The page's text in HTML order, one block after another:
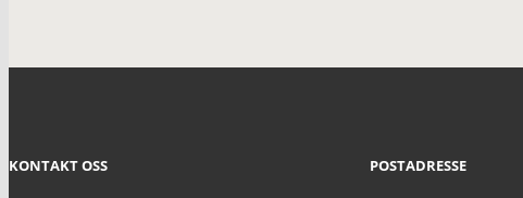
KONTAKT OSS POSTADRESSE